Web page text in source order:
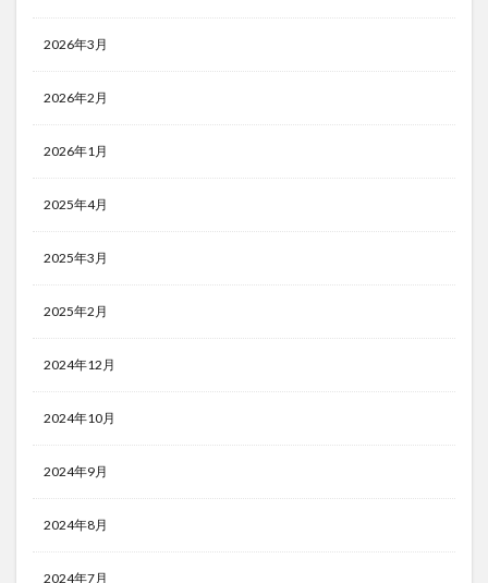
2026年3月
2026年2月
2026年1月
2025年4月
2025年3月
2025年2月
2024年12月
2024年10月
2024年9月
2024年8月
2024年7月